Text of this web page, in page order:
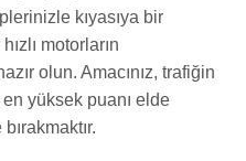
kıyasıya bir
motorların
olun. Amacınız, trafiğin
yüksek puanı elde